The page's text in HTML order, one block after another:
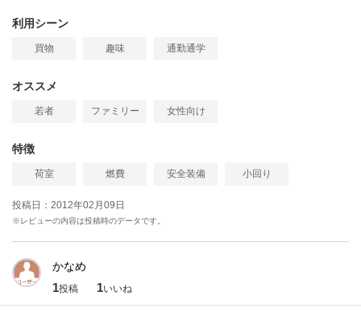
利用シーン
買物 趣味 通勤通学
オススメ
若者 ファミリー 女性向け
特徴
荷室 燃費 安全装備 小回り
投稿日：2012年02月09日
※レビューの内容は投稿時のデータです。
かなめ
1投稿 1いいね